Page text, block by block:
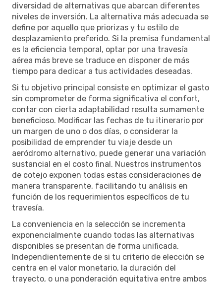
diversidad de alternativas que abarcan diferentes
niveles de inversión. La alternativa más adecuada se
define por aquello que priorizas y tu estilo de
desplazamiento preferido. Si la premisa fundamental
es la eficiencia temporal, optar por una travesía
aérea más breve se traduce en disponer de más
tiempo para dedicar a tus actividades deseadas.
Si tu objetivo principal consiste en optimizar el gasto
sin comprometer de forma significativa el confort,
contar con cierta adaptabilidad resulta sumamente
beneficioso. Modificar las fechas de tu itinerario por
un margen de uno o dos días, o considerar la
posibilidad de emprender tu viaje desde un
aeródromo alternativo, puede generar una variación
sustancial en el costo final. Nuestros instrumentos
de cotejo exponen todas estas consideraciones de
manera transparente, facilitando tu análisis en
función de los requerimientos específicos de tu
travesía.
La conveniencia en la selección se incrementa
exponencialmente cuando todas las alternativas
disponibles se presentan de forma unificada.
Independientemente de si tu criterio de elección se
centra en el valor monetario, la duración del
trayecto, o una ponderación equitativa entre ambos